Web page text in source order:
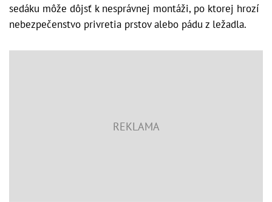
sedáku môže dôjsť k nesprávnej montáži, po ktorej hrozí
nebezpečenstvo privretia prstov alebo pádu z ležadla.